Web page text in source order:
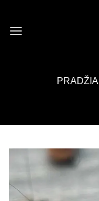
content
PRADŽIA